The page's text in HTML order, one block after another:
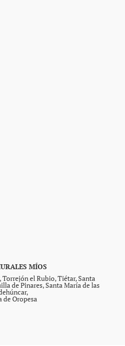
MÍOS
Torrejón el Rubio, Tiétar, Santa
de Pinares, Santa María de las
de Oropesa